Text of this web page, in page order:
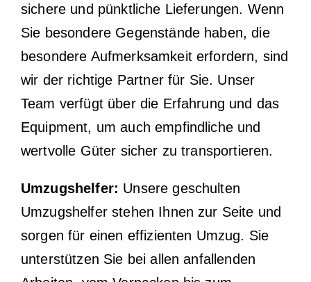
sichere und pünktliche Lieferungen. Wenn
Sie besondere Gegenstände haben, die
besondere Aufmerksamkeit erfordern, sind
wir der richtige Partner für Sie. Unser
Team verfügt über die Erfahrung und das
Equipment, um auch empfindliche und
wertvolle Güter sicher zu transportieren.
Umzugshelfer: Unsere geschulten
Umzugshelfer stehen Ihnen zur Seite und
sorgen für einen effizienten Umzug. Sie
unterstützen Sie bei allen anfallenden